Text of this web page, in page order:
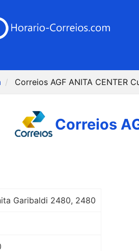
Correios AGF ANITA CENTER
Correios
Garibaldi 2480, 2480